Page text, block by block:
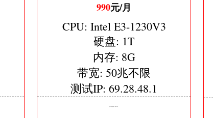
990元/月
CPU: Intel E3-1230V3
硬盘: 1T
内存: 8G
带宽: 50兆不限
测试IP: 69.28.48.1